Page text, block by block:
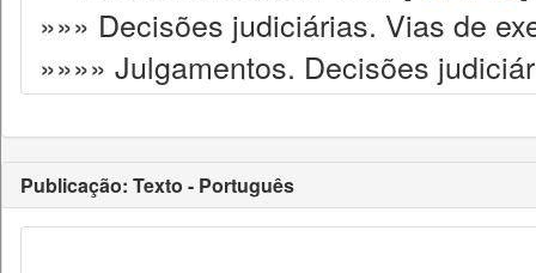
»»» Decisões judiciárias. Vias de
»»»» Julgamentos. Decisões
Publicação: Texto - Português